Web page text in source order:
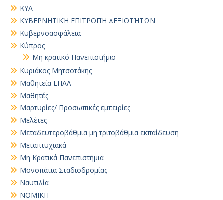
ΚΥΑ
ΚΥΒΕΡΝΗΤΙΚΉ ΕΠΙΤΡΟΠΉ ΔΕΞΙΟΤΉΤΩΝ
Κυβερνοασφάλεια
Κύπρος
Μη κρατικό Πανεπιστήμιο
Κυριάκος Μητσοτάκης
Μαθητεία ΕΠΑΛ
Μαθητές
Μαρτυρίες/ Προσωπικές εμπειρίες
Μελέτες
Μεταδευτεροβάθμια μη τριτοβάθμια εκπαίδευση
Μεταπτυχιακά
Μη Κρατικά Πανεπιστήμια
Μονοπάτια Σταδιοδρομίας
Ναυτιλία
ΝΟΜΙΚΗ